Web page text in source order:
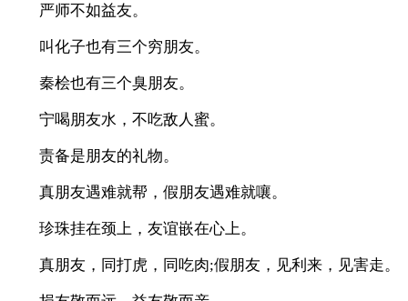
严师不如益友。
叫化子也有三个穷朋友。
秦桧也有三个臭朋友。
宁喝朋友水，不吃敌人蜜。
责备是朋友的礼物。
真朋友遇难就帮，假朋友遇难就嚷。
珍珠挂在颈上，友谊嵌在心上。
真朋友，同打虎，同吃肉;假朋友，见利来，见害走。